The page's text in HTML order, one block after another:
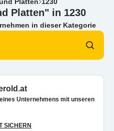
Platten" in 1230
in dieser Kategorie
Unternehmens mit unseren
SICHERN